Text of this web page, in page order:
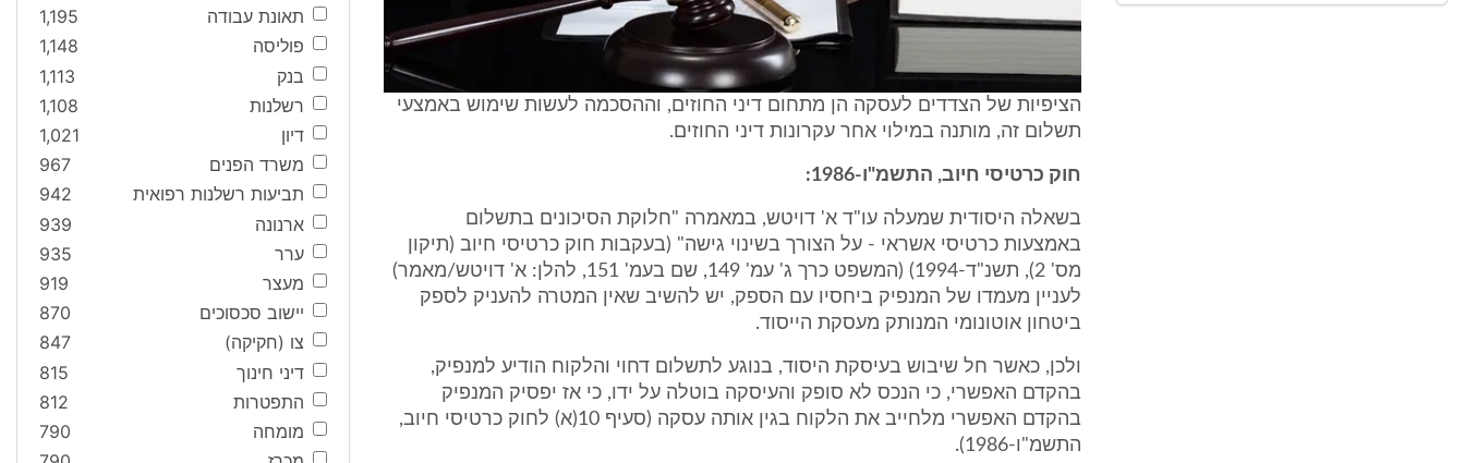
הציפיות של הצדדים לעסקה הן מתחום דיני החוזים, וההסכמה לעשות שימוש באמצעי
תשלום זה, מותנה במילוי אחר עקרונות דיני החוזים.
חוק כרטיסי חיוב, התשמ"ו-1986:
בשאלה היסודית שמעלה עו"ד א' דויטש, במאמרה "חלוקת הסיכונים בתשלום
באמצעות כרטיסי אשראי - על הצורך בשינוי גישה" (בעקבות חוק כרטיסי חיוב (תיקון
מס' 2), תשנ"ד-1994) (המשפט כרך ג' עמ' 149, שם בעמ' 151, להלן: א' דויטש/מאמר)
לעניין מעמדו של המנפיק ביחסיו עם הספק, יש להשיב שאין המטרה להעניק לספק
ביטחון אוטונומי המנותק מעסקת הייסוד.
ולכן, כאשר חל שיבוש בעיסקת היסוד, בנוגע לתשלום דחוי והלקוח הודיע למנפיק,
בהקדם האפשרי, כי הנכס לא סופק והעיסקה בוטלה על ידו, כי אז יפסיק המנפיק
בהקדם האפשרי מלחייב את הלקוח בגין אותה עסקה (סעיף 10(א) לחוק כרטיסי חיוב,
התשמ"ו-1986).
תאונת עבודה
1,195
פוליסה
1,148
בנק
1,113
רשלנות
1,108
דיון
1,021
משרד הפנים
967
תביעות רשלנות רפואית
942
ארנונה
939
ערר
935
מעצר
919
יישוב סכסוכים
870
צו (חקיקה)
847
דיני חינוך
815
התפטרות
812
מומחה
790